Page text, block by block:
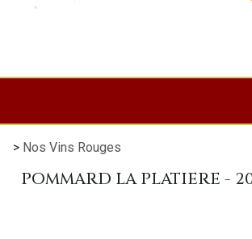
> Nos Vins Rouges
POMMARD LA PLATIERE -